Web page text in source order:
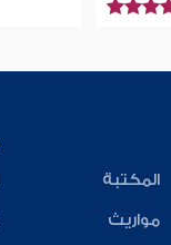
المكتبة
مواريث